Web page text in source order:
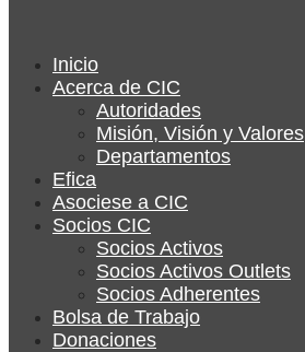
Inicio
Acerca de CIC
Autoridades
Misión, Visión y Valores
Departamentos
Efica
Asociese a CIC
Socios CIC
Socios Activos
Socios Activos Outlets
Socios Adherentes
Bolsa de Trabajo
Donaciones